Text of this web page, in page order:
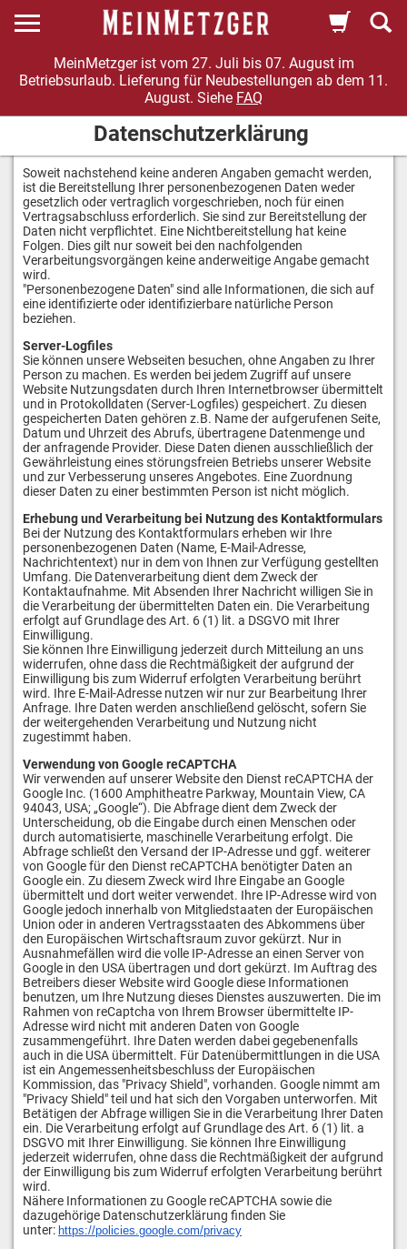
MeinMetzger ist vom 27. Juli bis 07. August im
Betriebsurlaub. Lieferung für Neubestellungen ab dem 11.
August. Siehe FAQ
Datenschutzerklärung
Soweit nachstehend keine anderen Angaben gemacht werden,
ist die Bereitstellung Ihrer personenbezogenen Daten weder
gesetzlich oder vertraglich vorgeschrieben, noch für einen
Vertragsabschluss erforderlich. Sie sind zur Bereitstellung der
Daten nicht verpflichtet. Eine Nichtbereitstellung hat keine
Folgen. Dies gilt nur soweit bei den nachfolgenden
Verarbeitungsvorgängen keine anderweitige Angabe gemacht
wird.
"Personenbezogene Daten" sind alle Informationen, die sich auf
eine identifizierte oder identifizierbare natürliche Person
beziehen.
Server-Logfiles
Sie können unsere Webseiten besuchen, ohne Angaben zu Ihrer
Person zu machen. Es werden bei jedem Zugriff auf unsere
Website Nutzungsdaten durch Ihren Internetbrowser übermittelt
und in Protokolldaten (Server-Logfiles) gespeichert. Zu diesen
gespeicherten Daten gehören z.B. Name der aufgerufenen Seite,
Datum und Uhrzeit des Abrufs, übertragene Datenmenge und
der anfragende Provider. Diese Daten dienen ausschließlich der
Gewährleistung eines störungsfreien Betriebs unserer Website
und zur Verbesserung unseres Angebotes. Eine Zuordnung
dieser Daten zu einer bestimmten Person ist nicht möglich.
Erhebung und Verarbeitung bei Nutzung des Kontaktformulars
Bei der Nutzung des Kontaktformulars erheben wir Ihre
personenbezogenen Daten (Name, E-Mail-Adresse,
Nachrichtentext) nur in dem von Ihnen zur Verfügung gestellten
Umfang. Die Datenverarbeitung dient dem Zweck der
Kontaktaufnahme. Mit Absenden Ihrer Nachricht willigen Sie in
die Verarbeitung der übermittelten Daten ein. Die Verarbeitung
erfolgt auf Grundlage des Art. 6 (1) lit. a DSGVO mit Ihrer
Einwilligung.
Sie können Ihre Einwilligung jederzeit durch Mitteilung an uns
widerrufen, ohne dass die Rechtmäßigkeit der aufgrund der
Einwilligung bis zum Widerruf erfolgten Verarbeitung berührt
wird. Ihre E-Mail-Adresse nutzen wir nur zur Bearbeitung Ihrer
Anfrage. Ihre Daten werden anschließend gelöscht, sofern Sie
der weitergehenden Verarbeitung und Nutzung nicht
zugestimmt haben.
Verwendung von Google reCAPTCHA
Wir verwenden auf unserer Website den Dienst reCAPTCHA der
Google Inc. (1600 Amphitheatre Parkway, Mountain View, CA
94043, USA; „Google“). Die Abfrage dient dem Zweck der
Unterscheidung, ob die Eingabe durch einen Menschen oder
durch automatisierte, maschinelle Verarbeitung erfolgt. Die
Abfrage schließt den Versand der IP-Adresse und ggf. weiterer
von Google für den Dienst reCAPTCHA benötigter Daten an
Google ein. Zu diesem Zweck wird Ihre Eingabe an Google
übermittelt und dort weiter verwendet. Ihre IP-Adresse wird von
Google jedoch innerhalb von Mitgliedstaaten der Europäischen
Union oder in anderen Vertragsstaaten des Abkommens über
den Europäischen Wirtschaftsraum zuvor gekürzt. Nur in
Ausnahmefällen wird die volle IP-Adresse an einen Server von
Google in den USA übertragen und dort gekürzt. Im Auftrag des
Betreibers dieser Website wird Google diese Informationen
benutzen, um Ihre Nutzung dieses Dienstes auszuwerten. Die im
Rahmen von reCaptcha von Ihrem Browser übermittelte IP-
Adresse wird nicht mit anderen Daten von Google
zusammengeführt. Ihre Daten werden dabei gegebenenfalls
auch in die USA übermittelt. Für Datenübermittlungen in die USA
ist ein Angemessenheitsbeschluss der Europäischen
Kommission, das "Privacy Shield", vorhanden. Google nimmt am
"Privacy Shield" teil und hat sich den Vorgaben unterworfen. Mit
Betätigen der Abfrage willigen Sie in die Verarbeitung Ihrer Daten
ein. Die Verarbeitung erfolgt auf Grundlage des Art. 6 (1) lit. a
DSGVO mit Ihrer Einwilligung. Sie können Ihre Einwilligung
jederzeit widerrufen, ohne dass die Rechtmäßigkeit der aufgrund
der Einwilligung bis zum Widerruf erfolgten Verarbeitung berührt
wird.
Nähere Informationen zu Google reCAPTCHA sowie die
dazugehörige Datenschutzerklärung finden Sie
unter: https://policies.google.com/privacy